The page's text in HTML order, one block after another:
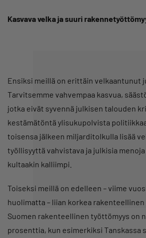
Kasvava velka ja suuri
Ensiksi meillä on erittäin velkaantunut
Tarvitsemme vahvempaa kasvua,
jotka eivät syvennä julkisen talouden
kestämätöntä ylisukupolvista
toisensa jälkeen miljarditolkulla lisää
työllisyyttä vahvistava ja julkisia
kultaakin kalliimpi.
Toiseksi meillä on edelleen – viime
huolimatta – liian korkea rakenteellinen
Suomen rakenteellinen työttömyys on
prosenttia, kun esimerkiksi Tanskassa